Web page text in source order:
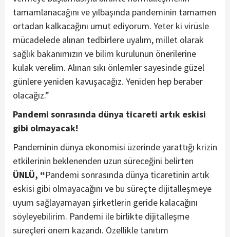
tamamlanacağını ve yılbaşında pandeminin tamamen
ortadan kalkacağını umut ediyorum. Yeter ki virüsle
mücadelede alınan tedbirlere uyalım, millet olarak
sağlık bakanımızın ve bilim kurulunun önerilerine
kulak verelim. Alınan sıkı önlemler sayesinde güzel
günlere yeniden kavuşacağız. Yeniden hep beraber
olacağız.”
Pandemi sonrasında dünya ticareti artık eskisi
gibi olmayacak!
Pandeminin dünya ekonomisi üzerinde yarattığı krizin
etkilerinin beklenenden uzun süreceğini belirten
ÜNLÜ, “Pandemi sonrasında dünya ticaretinin artık
eskisi gibi olmayacağını ve bu süreçte dijitalleşmeye
uyum sağlayamayan şirketlerin geride kalacağını
söyleyebilirim. Pandemi ile birlikte dijitalleşme
süreçleri önem kazandı. Özellikle tanıtım